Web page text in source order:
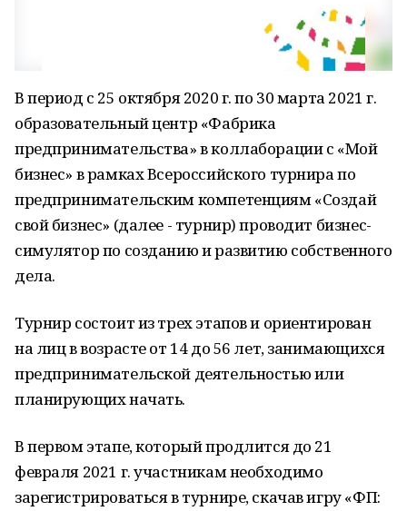
В период с 25 октября 2020 г. по 30 марта 2021 г.
образовательный центр «Фабрика
предпринимательства» в коллаборации с «Мой
бизнес» в рамках Всероссийского турнира по
предпринимательским компетенциям «Создай
свой бизнес» (далее - турнир) проводит бизнес-
симулятор по созданию и развитию собственного
дела.
Турнир состоит из трех этапов и ориентирован
на лиц в возрасте от 14 до 56 лет, занимающихся
предпринимательской деятельностью или
планирующих начать.
В первом этапе, который продлится до 21
февраля 2021 г. участникам необходимо
зарегистрироваться в турнире, скачав игру «ФП: